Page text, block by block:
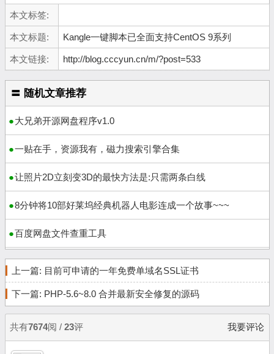
本文标签:
本文标题: Kangle一键脚本已全面支持CentOS 9系列
本文链接: http://blog.cccyun.cn/m/?post=533
〓 随机文章推荐
大兄弟开源网盘程序v1.0
一贴在手，资源我有，磁力搜索引擎合集
让照片2D立刻变3D的最快方法是:只需两条白线
8分钟将10部好莱坞经典机器人电影连成一个故事~~~
百度网盘文件查重工具
上一篇: 目前可申请的一年免费单域名SSL证书
下一篇: PHP-5.6~8.0 合并最新安全修复的源码
共有7674阅 / 23评 我要评论